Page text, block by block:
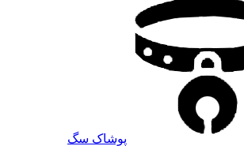
پوشاک سگ